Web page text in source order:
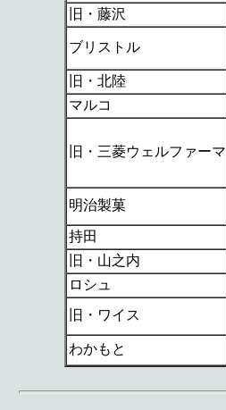
旧・藤沢
ブリストル
旧・北陸
マルコ
旧・三菱ウェルファーマ
明治製菓
持田
旧・山之内
ロシュ
旧・ワイス
わかもと